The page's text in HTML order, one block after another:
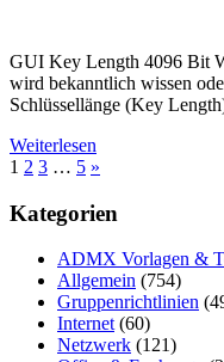
GUI Key Length 4096 Bit
wird bekanntlich wissen
Schlüssellänge (Key
Weiterlesen
der
Beiträge
1 2 3 … 5 Nächste
»
Kategorien
ADMX Vorlagen &
Allgemein (754)
Gruppenrichtlinien
Internet (60)
Netzwerk (121)